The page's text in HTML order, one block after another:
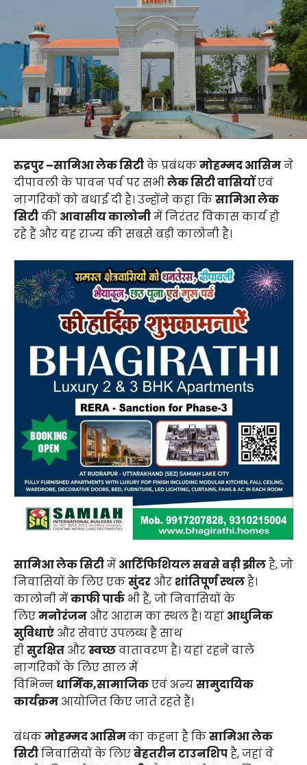
रुद्रपुर –सामिआ लेक सिटीके प्रबंधकमोहम्मद आसिमने
दीपावली के पावन पर्व पर सभीलेक सिटी वासियोंएवं
नागरिकों को बधाई दी है। उन्होंने कहा किसामिआ लेक
सिटीकी आवासीय कालोनीमें निरंतर विकास कार्य हो
रहे हैं और यह राज्य की सबसे बड़ी कालोनी है।
सामिआ लेक सिटीमें आर्टिफिशियल सबसे बड़ी झीलहै, जो
निवासियों के लिए एकसुंदर और शांतिपूर्ण स्थलहै।
कालोनी मेंकाफी पार्क भी हैं, जो निवासियों के
लिएमनोरंजन और आराम का स्थल है। यहां आधुनिक
सुविधाएं और सेवाएं उपलब्ध हैं साथ
हीसुरक्षित औरस्वच्छवातावरण है। यहां रहने वाले
नागरिकों के लिए साल में
विभिन्न धार्मिक,सामाजिकएवं अन्यसामुदायिक
कार्यक्रम आयोजित किए जाते रहते हैं।
बंधकमोहम्मद आसिमका कहना है किसामिआ लेक
सिटीनिवासियों के लिएबेहतरीन टाउनशिपहै, जहां वे